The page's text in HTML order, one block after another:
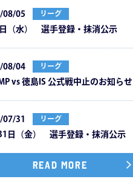
08/05 リーグ
（水） 選手登録・抹消公示
08/04 リーグ
vs 徳島IS 公式戦中⽌のお知らせ
07/31 リーグ
日（金） 選手登録・抹消公示
READ MORE